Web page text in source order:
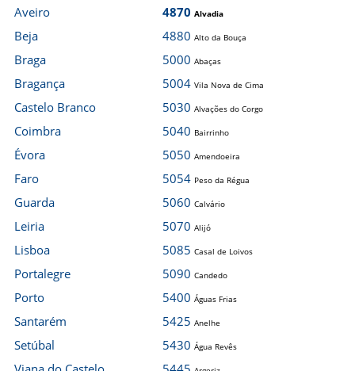
Aveiro
Beja
Braga
Bragança
Castelo Branco
Coimbra
Évora
Faro
Guarda
Leiria
Lisboa
Portalegre
Porto
Santarém
Setúbal
4870 Alvadia
4880 Alto da Bouça
5000 Abaças
5004 Vila Nova de Cima
5030 Alvações do Corgo
5040 Bairrinho
5050 Amendoeira
5054 Peso da Régua
5060 Calvário
5070 Alijó
5085 Casal de Loivos
5090 Candedo
5400 Águas Frias
5425 Anelhe
5430 Água Revês